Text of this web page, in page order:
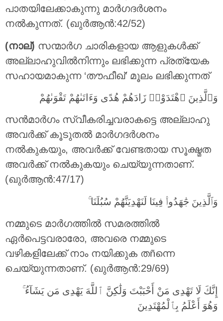
പാതയിലേക്കാകുന്നു മാര്‍ഗദര്‍ശനം
നല്‍കുന്നത്‌. (ഖുർആൻ:42/52)
(നാല്) സന്മാര്‍ഗ ചാരികളായ ആളുകള്‍ക്ക്
അല്ലാഹുവില്‍നിന്നും ലഭിക്കുന്ന പ്രത്യേക
സഹായമാകുന്ന ‘തൗഫീഖ്’ മൂലം ലഭിക്കുന്നത്
وَٱلَّذِينَ ٱهْتَدَوْا۟ زَادَهُمْ هُدًى وَءَاتَىٰهُمْ تَقْوَىٰهُمْ
സന്‍മാര്‍ഗം സ്വീകരിച്ചവരാകട്ടെ അല്ലാഹു
അവര്‍ക്ക് കൂടുതല്‍ മാര്‍ഗദര്‍ശനം
നല്‍കുകയും, അവര്‍ക്ക് വേണ്ടതായ സൂക്ഷ്മത
അവര്‍ക്ക് നല്‍കുകയും ചെയ്യുന്നതാണ്‌.
(ഖുർആൻ:47/17)
وَٱلَّذِينَ جَٰهَدُوا۟ فِينَا لَنَهْدِيَنَّهُمْ سُبُلَنَا ۚ
നമ്മുടെ മാര്‍ഗത്തില്‍ സമരത്തില്‍
ഏര്‍പെട്ടവരാരോ, അവരെ നമ്മുടെ
വഴികളിലേക്ക് നാം നയിക്കുക തñന്നെ
ചെയ്യുന്നതാണ്‌. (ഖുർആൻ:29/69)
إِنَّكَ لَا تَهْدِى مَنْ أَحْبَبْتَ وَلَٰكِنَّ ٱللَّهَ يَهْدِى مَن يَشَآءُ ۚ
وَهُوَ أَعْلَمُ بِٱلْمُهْتَدِينَ